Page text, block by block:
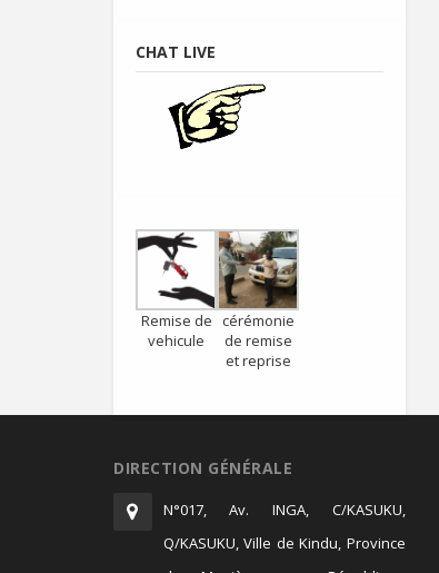
CHAT LIVE
Remise de
vehicule
cérémonie
de remise
et reprise
DIRECTION GÉNÉRALE
N°017, Av. INGA, C/KASUKU,
Q/KASUKU, Ville de Kindu, Province